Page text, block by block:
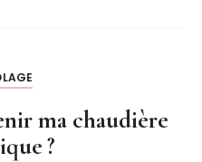
ma chaudière
?